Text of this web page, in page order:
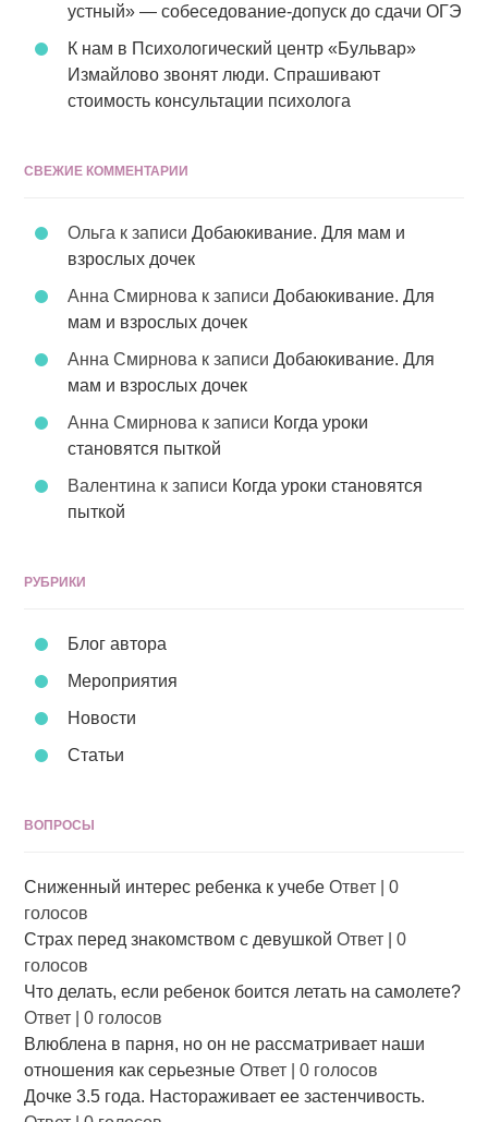
устный» — собеседование-допуск до сдачи ОГЭ
К нам в Психологический центр «Бульвар»
Измайлово звонят люди. Спрашивают
стоимость консультации психолога
СВЕЖИЕ КОММЕНТАРИИ
Ольга к записиДобаюкивание. Для мам и
взрослых дочек
Анна Смирнова к записиДобаюкивание. Для
мам и взрослых дочек
Анна Смирнова к записиДобаюкивание. Для
мам и взрослых дочек
Анна Смирнова к записи Когда уроки
становятся пыткой
Валентина к записи Когда уроки становятся
пыткой
РУБРИКИ
Блог автора
Мероприятия
Новости
Статьи
ВОПРОСЫ
Сниженный интерес ребенка к учебе Ответ |0
голосов
Страх перед знакомством с девушкой Ответ |0
голосов
Что делать, если ребенок боится летать на самолете?
Ответ |0 голосов
Влюблена в парня, но он не рассматривает наши
отношения как серьезные Ответ |0 голосов
Дочке 3.5 года. Настораживает ее застенчивость.